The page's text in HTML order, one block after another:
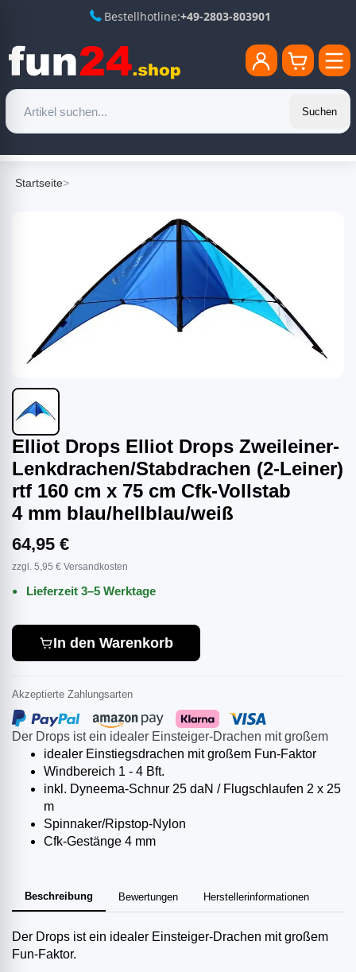
Bestellhotline:+49-2803-803901
Suchen
Startseite>
Elliot Drops Elliot Drops Zweileiner-
Lenkdrachen/Stabdrachen (2-Leiner)
rtf 160 cm x 75 cm Cfk-Vollstab
4 mm blau/hellblau/weiß
Der Drops ist ein idealer Einsteiger-Drachen mit großem
idealer Einstiegsdrachen mit großem Fun-Faktor
Windbereich 1 - 4 Bft.
inkl. Dyneema-Schnur 25 daN / Flugschlaufen 2 x 25
m
Spinnaker/Ripstop-Nylon
Cfk-Gestänge 4 mm
Beschreibung Bewertungen Herstellerinformationen
Der Drops ist ein idealer Einsteiger-Drachen mit großem
Fun-Faktor.
64,95 €
zzgl. 5,95 € Versandkosten
Lieferzeit 3–5 Werktage
In den Warenkorb
Akzeptierte Zahlungsarten